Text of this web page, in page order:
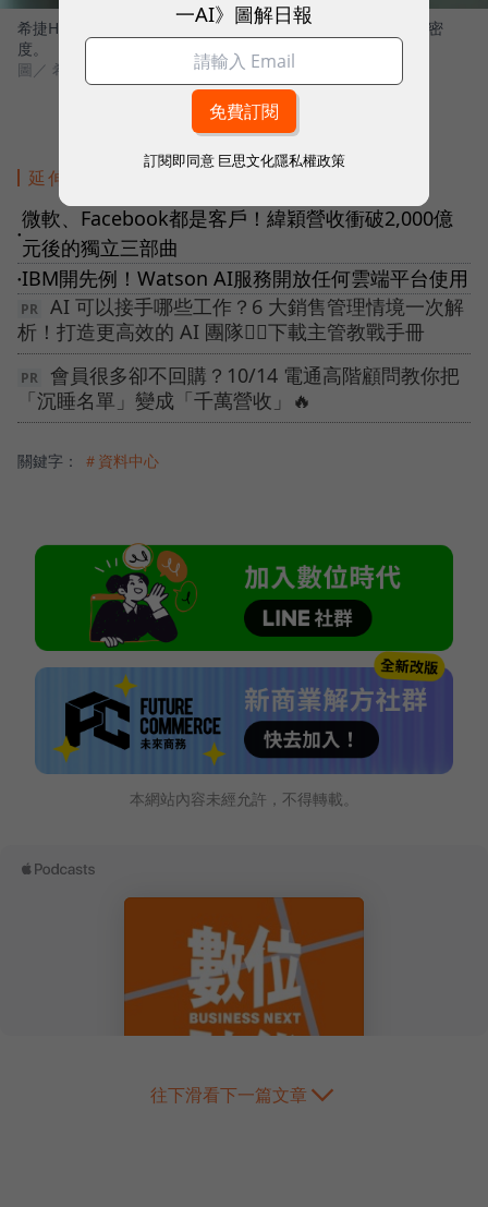
希捷HAMR（熱輔助磁記錄）儲存技術硬碟用雷射頭提高儲存密
度。
圖／ 希捷
延伸閱讀
●
微軟、Facebook都是客戶！緯穎營收衝破2,000億
元後的獨立三部曲
●IBM開先例！Watson AI服務開放任何雲端平台使用
AI 可以接手哪些工作？6 大銷售管理情境一次解
析！打造更高效的 AI 團隊👉🏻下載主管教戰手冊
會員很多卻不回購？10/14 電通高階顧問教你把
「沉睡名單」變成「千萬營收」🔥
關鍵字： ＃資料中心
本網站內容未經允許，不得轉載。
往下滑看下一篇文章
一AI》圖解日報
訂閱即同意 巨思文化隱私權政策